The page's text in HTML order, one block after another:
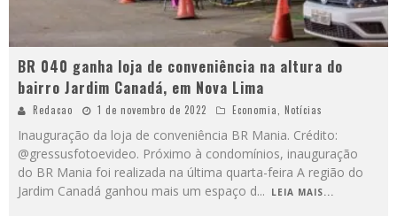
BR 040 ganha loja de conveniência na altura do
bairro Jardim Canadá, em Nova Lima
Redacao 1 de novembro de 2022 Economia Notícias
Inauguração da loja de conveniência BR Mania. Crédito:
@gressusfotoevideo. Próximo à condomínios, inauguração
do BR Mania foi realizada na última quarta-feira A região do
Jardim Canadá ganhou mais um espaço d... LEIA MAIS...